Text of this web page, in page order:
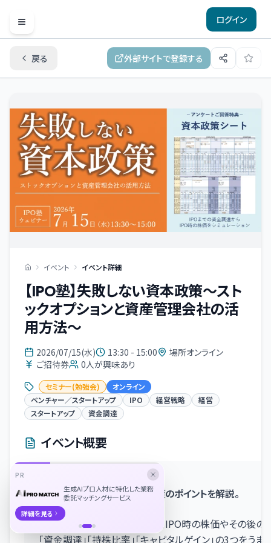
Open menu
ログイン
戻る 外部サイトで登録する
イベント イベント詳細
【IPO塾】失敗しない資本政策～スト
ックオプションと資産管理会社の活
用方法～
2026/07/15(水) 13:30 - 15:00
場所オンライン
ご招待券
0人が興味あり
セミナー(勉強会)
オンライン
ベンチャー／スタートアップ
IPO 経営戦略
経営
スタートアップ
資金調達
イベント概要
資本政策は後戻りできない！
理想のIPOを実現する資本政策のポイントを解説。
IPO準備段階での資本政策は、IPO時の株価やその後の
「資金調達」「持株比率」「キャピタルゲイン」の3つをうま
PR
生成AIプロ人材に特化した業務
委託マッチングサービス
詳細を見る